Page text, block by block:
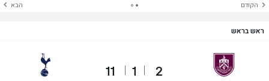
הקודם הבא
ראש בראש
2
1
11